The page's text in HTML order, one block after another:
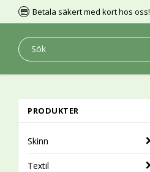
Betala säkert med kort hos oss!
PRODUKTER
Skinn
Textil